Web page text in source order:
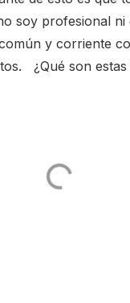
soy profesional
y corriente
¿Qué son estas